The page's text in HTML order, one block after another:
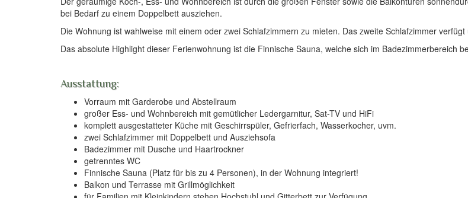
bei Bedarf zu einem Doppelbett ausziehen.
Die Wohnung ist wahlweise mit einem oder zwei Schlafzimmern zu mieten. Das zweite Schlafzimmer
Das absolute Highlight dieser Ferienwohnung ist die Finnische Sauna, welche sich im Badezimmerbereich
Ausstattung:
Vorraum mit Garderobe und Abstellraum
großer Ess- und Wohnbereich mit gemütlicher Ledergarnitur, Sat-TV und HiFi
komplett ausgestatteter Küche mit Geschirrspüler, Gefrierfach, Wasserkocher, uvm.
zwei Schlafzimmer mit Doppelbett und Ausziehsofa
Badezimmer mit Dusche und Haartrockner
getrenntes WC
Finnische Sauna (Platz für bis zu 4 Personen), in der Wohnung integriert!
Balkon und Terrasse mit Grillmöglichkeit